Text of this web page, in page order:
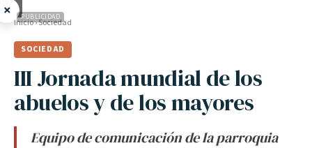
× PUBLICIDAD
Inicio›Sociedad
SOCIEDAD
III Jornada mundial de los
abuelos y de los mayores
Equipo de comunicación de la parroquia